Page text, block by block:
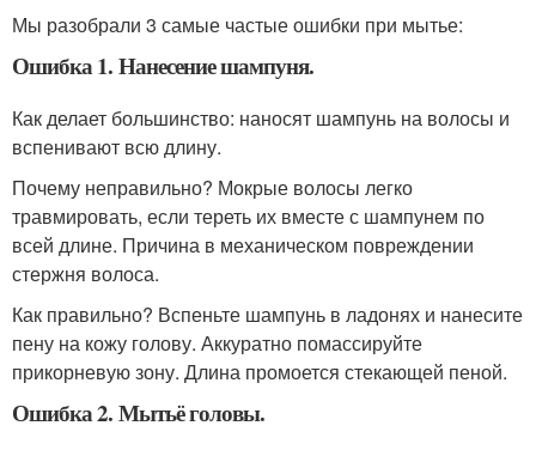
Мы разобрали 3 самые частые ошибки при мытье:
Ошибка 1. Нанесение шампуня.
Как делает большинство: наносят шампунь на волосы и
вспенивают всю длину.
Почему неправильно? Мокрые волосы легко
травмировать, если тереть их вместе с шампунем по
всей длине. Причина в механическом повреждении
стержня волоса.
Как правильно? Вспеньте шампунь в ладонях и нанесите
пену на кожу голову. Аккуратно помассируйте
прикорневую зону. Длина промоется стекающей пеной.
Ошибка 2. Мытьё головы.